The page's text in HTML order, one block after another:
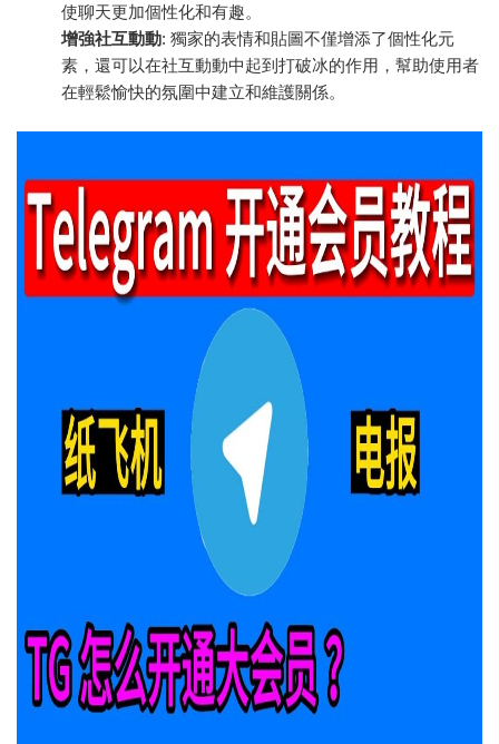
使聊天更加個性化和有趣。
增強社互動動: 獨家的表情和貼圖不僅增添了個性化元
素，還可以在社互動動中起到打破冰的作用，幫助使用者
在輕鬆愉快的氛圍中建立和維護關係。